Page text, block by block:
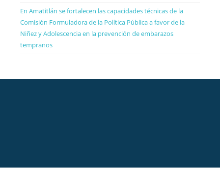
En Amatitlán se fortalecen las capacidades técnicas de la
Comisión Formuladora de la Política Pública a favor de la
Niñez y Adolescencia en la prevención de embarazos
tempranos